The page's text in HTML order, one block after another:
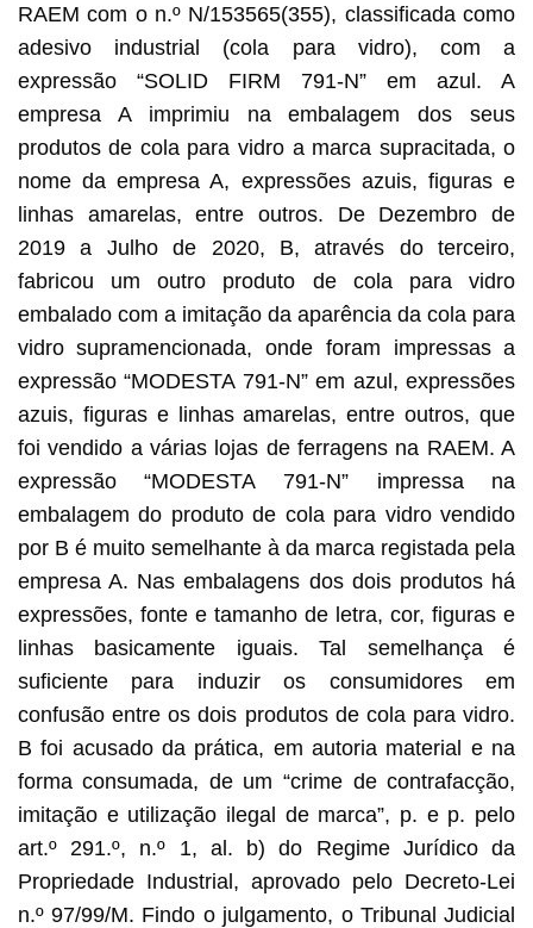
RAEM com o n.º N/153565(355), classificada como
adesivo industrial (cola para vidro), com a
expressão “SOLID FIRM 791-N” em azul. A
empresa A imprimiu na embalagem dos seus
produtos de cola para vidro a marca supracitada, o
nome da empresa A, expressões azuis, figuras e
linhas amarelas, entre outros. De Dezembro de
2019 a Julho de 2020, B, através do terceiro,
fabricou um outro produto de cola para vidro
embalado com a imitação da aparência da cola para
vidro supramencionada, onde foram impressas a
expressão “MODESTA 791-N” em azul, expressões
azuis, figuras e linhas amarelas, entre outros, que
foi vendido a várias lojas de ferragens na RAEM. A
expressão “MODESTA 791-N” impressa na
embalagem do produto de cola para vidro vendido
por B é muito semelhante à da marca registada pela
empresa A. Nas embalagens dos dois produtos há
expressões, fonte e tamanho de letra, cor, figuras e
linhas basicamente iguais. Tal semelhança é
suficiente para induzir os consumidores em
confusão entre os dois produtos de cola para vidro.
B foi acusado da prática, em autoria material e na
forma consumada, de um “crime de contrafacção,
imitação e utilização ilegal de marca”, p. e p. pelo
art.º 291.º, n.º 1, al. b) do Regime Jurídico da
Propriedade Industrial, aprovado pelo Decreto-Lei
n.º 97/99/M. Findo o julgamento, o Tribunal Judicial